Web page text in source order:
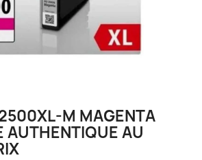
M MAGENTA
AUTHENTIQUE AU